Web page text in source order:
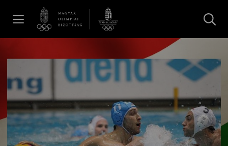
Hírek
Galéria
Dakar 2026